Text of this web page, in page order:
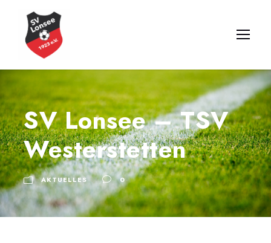
SV Lonsee – TSV
Westerstetten
AKTUELLES 0